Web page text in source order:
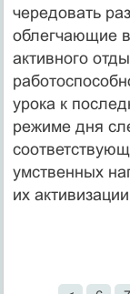
чередовать
облегчающие
активного
урока к
режиме дня
умственных
их